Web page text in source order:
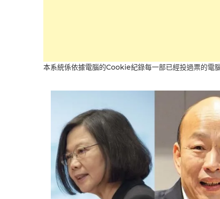
本系統係依據電腦的Cookie紀錄每一部已經投過票的電